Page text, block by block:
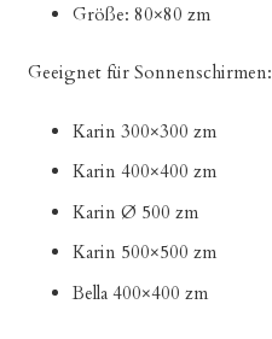
Größe: 80×80 zm
Geeignet für Sonnenschirmen:
Karin 300×300 zm
Karin 400×400 zm
Karin Ø 500 zm
Karin 500×500 zm
Bella 400×400 zm